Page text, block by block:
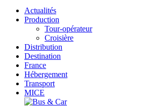
Actualités
Production
Tour-opérateur
Croisière
Distribution
Destination
France
Hébergement
Transport
MICE